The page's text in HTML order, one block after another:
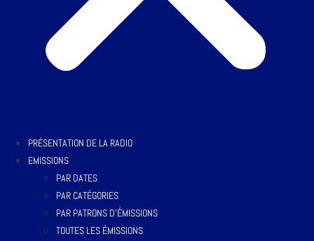
PRÉSENTATION DE LA RADIO
EMISSIONS
PAR DATES
PAR CATÉGORIES
PAR PATRONS D’ÉMISSIONS
TOUTES LES ÉMISSIONS